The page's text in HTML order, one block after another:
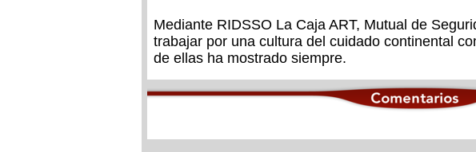
Mediante RIDSSO La Caja ART, Mutual de
trabajar por una cultura del cuidado continental
de ellas ha mostrado siempre.